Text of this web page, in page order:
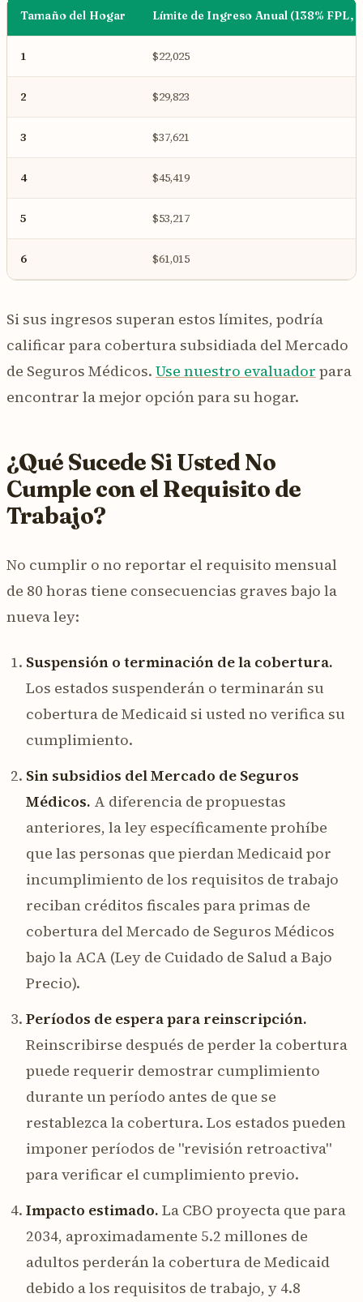
Tamaño del Hogar Límite de Ingreso Anual (138% FPL,
1 $22,025
2 $29,823
3 $37,621
4 $45,419
5 $53,217
6 $61,015
Si sus ingresos superan estos límites, podría
calificar para cobertura subsidiada del Mercado
de Seguros Médicos. Use nuestro evaluador para
encontrar la mejor opción para su hogar.
¿Qué Sucede Si Usted No
Cumple con el Requisito de
Trabajo?
No cumplir o no reportar el requisito mensual
de 80 horas tiene consecuencias graves bajo la
nueva ley:
Suspensión o terminación de la cobertura.
Los estados suspenderán o terminarán su
cobertura de Medicaid si usted no verifica su
cumplimiento.
Sin subsidios del Mercado de Seguros
Médicos. A diferencia de propuestas
anteriores, la ley específicamente prohíbe
que las personas que pierdan Medicaid por
incumplimiento de los requisitos de trabajo
reciban créditos fiscales para primas de
cobertura del Mercado de Seguros Médicos
bajo la ACA (Ley de Cuidado de Salud a Bajo
Precio).
Períodos de espera para reinscripción.
Reinscribirse después de perder la cobertura
puede requerir demostrar cumplimiento
durante un período antes de que se
restablezca la cobertura. Los estados pueden
imponer períodos de "revisión retroactiva"
para verificar el cumplimiento previo.
Impacto estimado. La CBO proyecta que para
2034, aproximadamente 5.2 millones de
adultos perderán la cobertura de Medicaid
debido a los requisitos de trabajo, y 4.8